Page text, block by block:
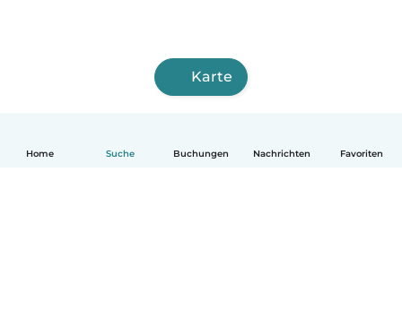
Home Suche Buchungen Nachrichten Favoriten
Karte